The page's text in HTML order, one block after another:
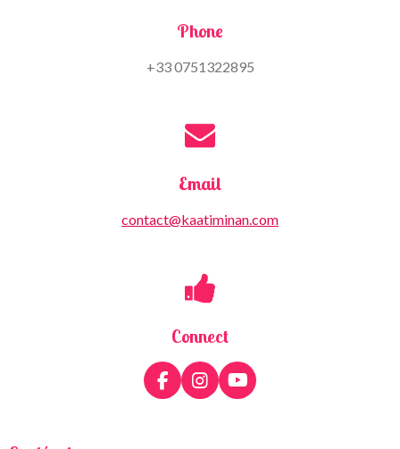
Phone
+33 0751322895
Email
contact@kaatiminan.com
Connect
F
a
I
n
Y
o